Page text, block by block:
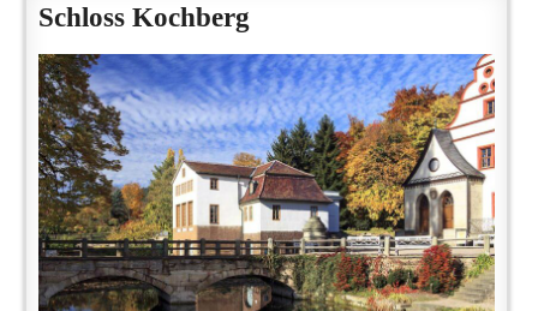
Schloss Kochberg